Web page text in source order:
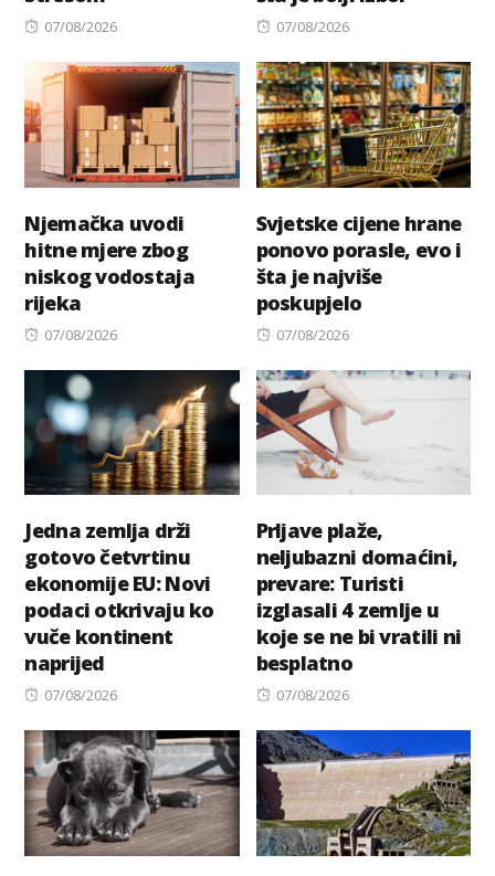
Posted
07/08/2026
Posted
07/08/2026
Njemačka uvodi
hitne mjere zbog
niskog vodostaja
rijeka
Posted
07/08/2026
Svjetske cijene hrane
ponovo porasle, evo i
šta je najviše
poskupjelo
Posted
07/08/2026
Jedna zemlja drži
gotovo četvrtinu
ekonomije EU: Novi
podaci otkrivaju ko
vuče kontinent
naprijed
Posted
07/08/2026
Prljave plaže,
neljubazni domaćini,
prevare: Turisti
izglasali 4 zemlje u
koje se ne bi vratili ni
besplatno
Posted
07/08/2026